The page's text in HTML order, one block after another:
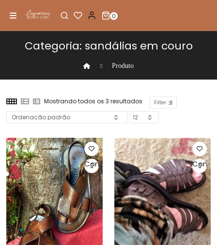
0
Categoria: sandálias em couro
Produto
Mostrando todos os 3 resultados Filter
Comprar